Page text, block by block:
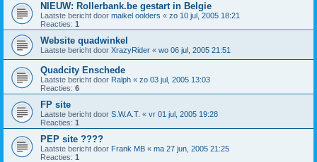
NIEUW: Rollerbank.be gestart in Belgie
Laatste bericht door maikel oolders « zo 10 jul, 2005 18:21
Reacties: 1
Website quadwinkel
Laatste bericht door XrazyRider « wo 06 jul, 2005 21:51
Quadcity Enschede
Laatste bericht door Ralph « zo 03 jul, 2005 13:03
Reacties: 6
FP site
Laatste bericht door S.W.A.T. « vr 01 jul, 2005 19:28
Reacties: 1
PEP site ????
Laatste bericht door Frank MB « ma 27 jun, 2005 21:25
Reacties: 1